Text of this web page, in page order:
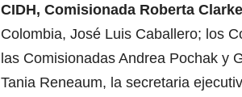
CIDH, Comisionada Roberta Clarke
Colombia, José Luis Caballero; los
las Comisionadas Andrea Pochak y
Tania Reneaum, la secretaria